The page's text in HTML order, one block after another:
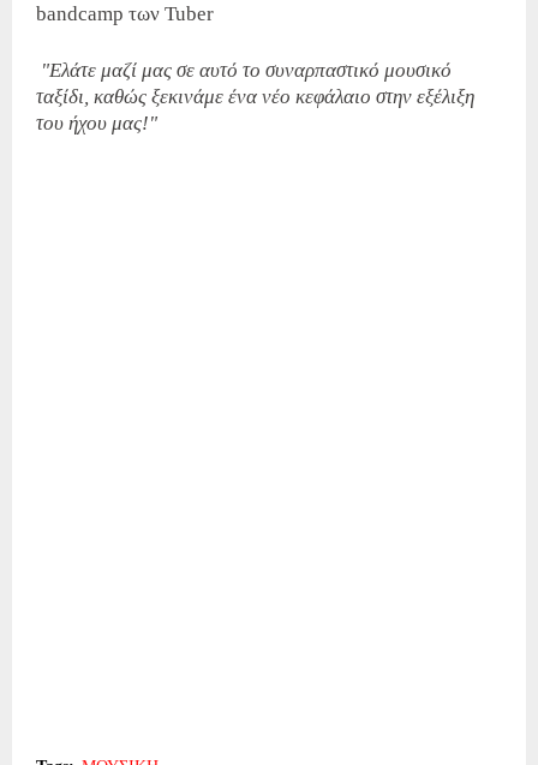
bandcamp των Tuber
"Ελάτε μαζί μας σε αυτό το συναρπαστικό μουσικό
ταξίδι, καθώς ξεκινάμε ένα νέο κεφάλαιο στην εξέλιξη
του ήχου μας!"